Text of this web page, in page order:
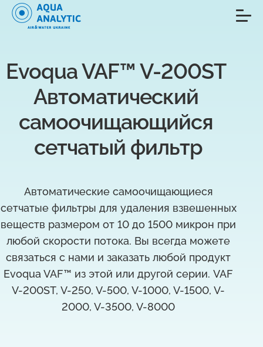
Evoqua VAF™ V-200ST
Автоматический
самоочищающийся
сетчатый фильтр
Автоматические самоочищающиеся
сетчатые фильтры для удаления взвешенных
веществ размером от 10 до 1500 микрон при
любой скорости потока. Вы всегда можете
связаться с нами и заказать любой продукт
Evoqua VAF™ из этой или другой серии. VAF
V-200ST, V-250, V-500, V-1000, V-1500, V-
2000, V-3500, V-8000